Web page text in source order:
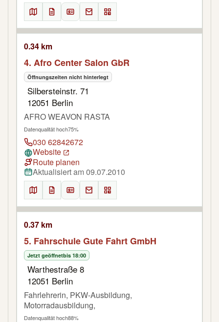
0.34 km
4. Afro Center Salon GbR
Öffnungszeiten nicht hinterlegt
Silbersteinstr. 71
12051 Berlin
AFRO WEAVON RASTA
Datenqualität hoch75%
030 62842672
Website
Route planen
Aktualisiert am 09.07.2010
0.37 km
5. Fahrschule Gute Fahrt GmbH
Jetzt geöffnetbis 18:00
Warthestraße 8
12051 Berlin
Fahrlehrerin, PKW-Ausbildung,
Motorradausbildung,
Datenqualität hoch88%